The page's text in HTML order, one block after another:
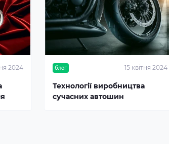
2024 блог 15 квітня 2024
Технології виробництва
сучасних автошин